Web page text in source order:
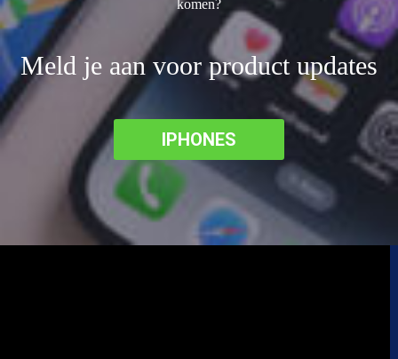
komen?
Meld je aan voor product updates
IPHONES